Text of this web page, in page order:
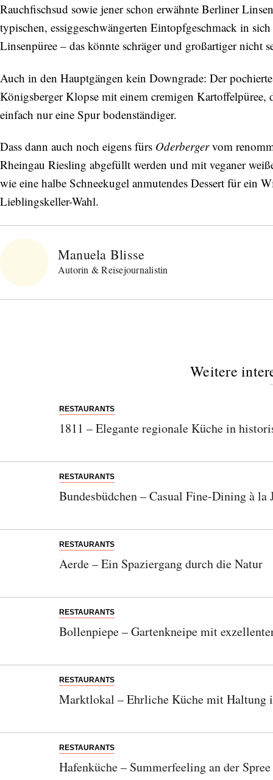
Rauchfischsud sowie jener schon erwähnte Berliner
typischen, essiggeschwängerten Eintopfgeschmack in
Linsenpüree – das könnte schräger und großartiger nicht
Auch in den Hauptgängen kein Downgrade: Der
Königsberger Klopse mit einem cremigen Kartoffelpüree,
einfach nur eine Spur bodenständiger.
Dass dann auch noch eigens fürs Oderbergervom
Rheingau Riesling abgefüllt werden und mit veganer
wie eine halbe Schneekugel anmutendes Dessert für ein
Lieblingskeller-Wahl.
Manuela Blisse
Autorin & Reisejournalistin
Weitere
RESTAURANTS
1811 – Elegante regionale Küche in
RESTAURANTS
Bundesbüdchen – Casual Fine-Dining à la
RESTAURANTS
Aerde – Ein Spaziergang durch die Natur
RESTAURANTS
Bollenpiepe – Gartenkneipe mit
RESTAURANTS
Marktlokal – Ehrliche Küche mit Haltung
RESTAURANTS
Hafenküche – Summerfeeling an der Spree